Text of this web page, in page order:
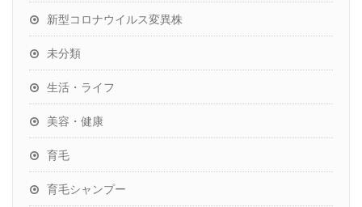
新型コロナウイルス変異株
未分類
生活・ライフ
美容・健康
育毛
育毛シャンプー